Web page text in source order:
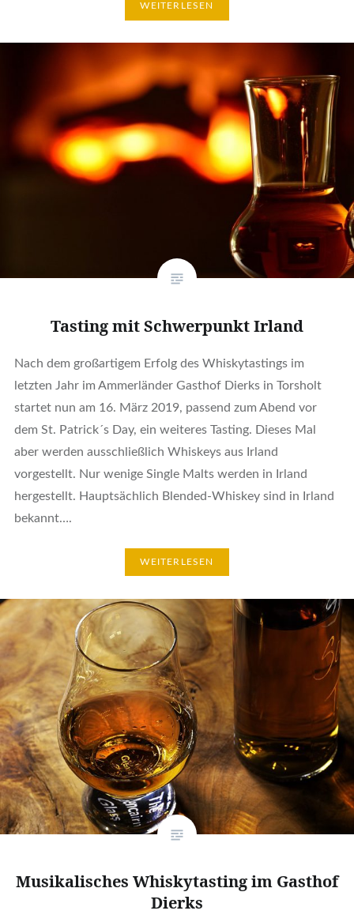
WEITERLESEN
Tasting mit Schwerpunkt Irland
Nach dem großartigem Erfolg des Whiskytastings im
letzten Jahr im Ammerländer Gasthof Dierks in Torsholt
startet nun am 16. März 2019, passend zum Abend vor
dem St. Patrick´s Day, ein weiteres Tasting. Dieses Mal
aber werden ausschließlich Whiskeys aus Irland
vorgestellt. Nur wenige Single Malts werden in Irland
hergestellt. Hauptsächlich Blended-Whiskey sind in Irland
bekannt….
WEITERLESEN
Musikalisches Whiskytasting im Gasthof
Dierks